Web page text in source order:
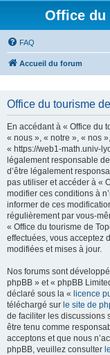
Office du
FAQ
Accueil du forum
Office du tourisme
En accédant à « Office du
« nous », « notre », « nos
« https://web1-math.univ-
légalement responsable
d’être légalement
pas utiliser et accéder à «
modifier ces conditions à
informer de ces
régulièrement par vous-
« Office du tourisme de
effectuées, vous acceptez
modifiées et mises à jour.
Nos forums sont
phpBB » et « phpBB
déclaré sous la « licence
téléchargé sur le site de
de faciliter les discussions
être tenu comme
acceptons et que nous
phpBB, veuillez consulter